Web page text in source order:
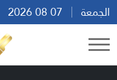
الجمعة